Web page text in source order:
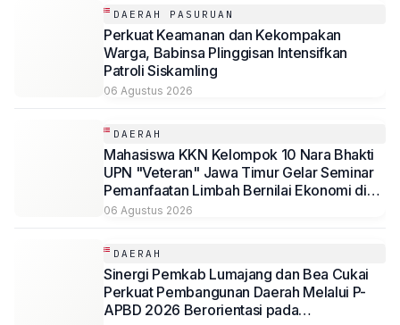
DAERAH PASURUAN
Perkuat Keamanan dan Kekompakan
Warga, Babinsa Plinggisan Intensifkan
Patroli Siskamling
06 Agustus 2026
DAERAH
Mahasiswa KKN Kelompok 10 Nara Bhakti
UPN "Veteran" Jawa Timur Gelar Seminar
Pemanfaatan Limbah Bernilai Ekonomi di
Desa Mojoduwur
06 Agustus 2026
DAERAH
Sinergi Pemkab Lumajang dan Bea Cukai
Perkuat Pembangunan Daerah Melalui P-
APBD 2026 Berorientasi pada